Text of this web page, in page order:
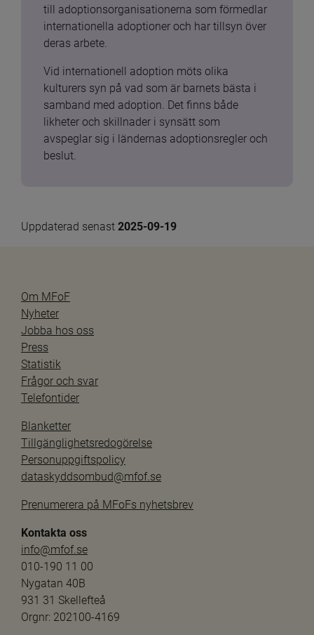
till adoptionsorganisationerna som förmedlar
internationella adoptioner och har tillsyn över
deras arbete.
Vid internationell adoption möts olika
kulturers syn på vad som är barnets bästa i
samband med adoption. Det finns både
likheter och skillnader i synsätt som
avspeglar sig i ländernas adoptionsregler och
beslut.
Uppdaterad senast 2025-09-19
Om MFoF
Nyheter
Jobba hos oss
Press
Statistik
Frågor och svar
Telefontider
Blanketter
Tillgänglighetsredogörelse
Personuppgiftspolicy
dataskyddsombud@mfof.se
Prenumerera på MFoFs nyhetsbrev
Kontakta oss
info@mfof.se
010-190 11 00
Nygatan 40B
931 31 Skellefteå
Orgnr: 202100-4169